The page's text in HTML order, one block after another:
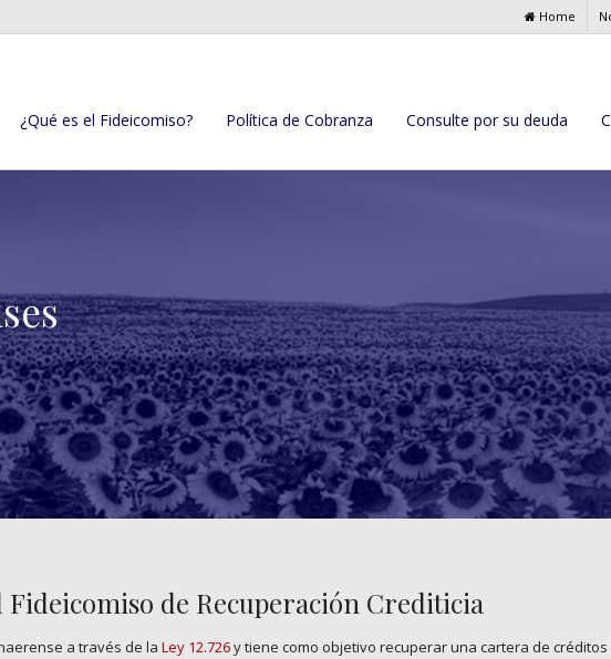
Home
¿Qué es el Fideicomiso? Política de Cobranza Consulte por su deuda
Fideicomiso de Recuperación Crediticia
a través de la Ley 12.726y tiene como objetivo recuperar una cartera de